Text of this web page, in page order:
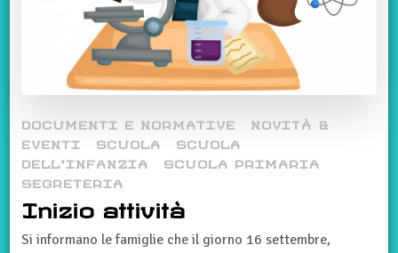
DOCUMENTI E NORMATIVE
NOVITÀ &
EVENTI
SCUOLA
SCUOLA
DELL'INFANZIA
SCUOLA PRIMARIA
SEGRETERIA
Inizio attività
Si informano le famiglie che il giorno 16 settembre,